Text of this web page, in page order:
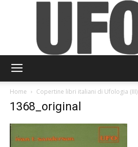
Home Copertine libri italiani di Ufologia (III)
1368_original